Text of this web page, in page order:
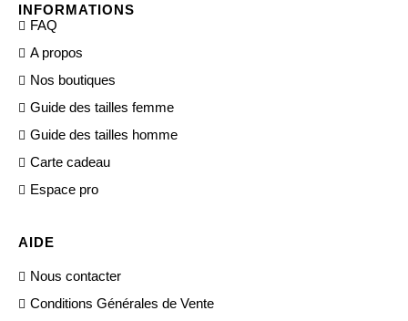
INFORMATIONS
FAQ
A propos
Nos boutiques
Guide des tailles femme
Guide des tailles homme
Carte cadeau
Espace pro
AIDE
Nous contacter
Conditions Générales de Vente